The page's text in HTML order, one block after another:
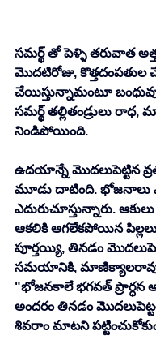
సమర్థ్ తో పెళ్ళి తరువాత
మొదటిరోజు,
చేయిస్తున్నామంటూ
సమర్థ్ తల్లితండ్రులు
నిండిపోయింది.
ఉదయాన్నే మొదలుపెట్టిన
మూడు దాటింది. భోజనాలు
ఎదురుచూస్తున్నారు.
ఆకలికి ఆగలేకపోయిన పిల్లలు
పూర్తయ్యి, తినడం
సమయానికి, మాణిక్యాలరావు
"భోజనకాలే భగవత్ ప్రార్ధన
అందరం తినడం
శివరాం మాటని